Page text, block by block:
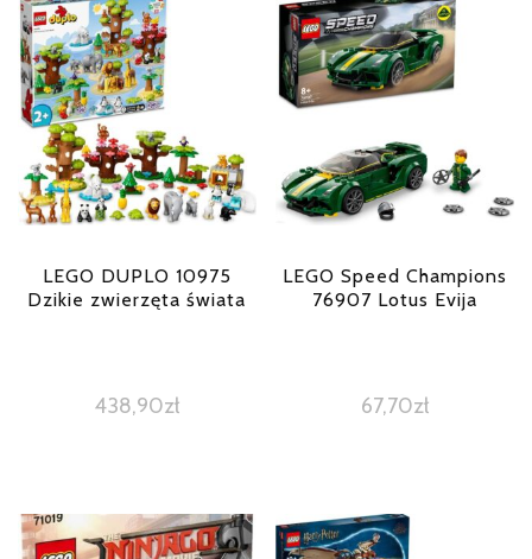
LEGO DUPLO 10975
Dzikie zwierzęta świata
438,90zł
LEGO Speed Champions
76907 Lotus Evija
67,70zł